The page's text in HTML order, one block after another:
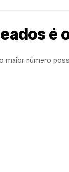
é
maior número